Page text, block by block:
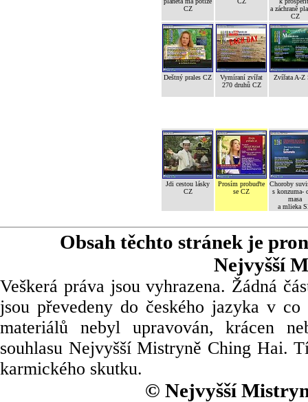
CZ
a záchraně
CZ
Deštný prales CZ
Vymíraní zvířat
270 druhů CZ
Zvířata A-Z
Jdi cestou lásky
CZ
Prosím probuďte
se CZ
Choroby
s konzuma-
masa
a mlieka
Obsah těchto stránek je
Nejvyšší
Veškerá práva jsou vyhrazena. Žádná
jsou převedeny do českého jazyka v
materiálů nebyl upravován, krácen
souhlasu Nejvyšší Mistryně Ching Hai.
karmického skutku.
© Nejvyšší